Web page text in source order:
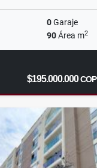
0Garaje
90Área m2
$195.000.000COP